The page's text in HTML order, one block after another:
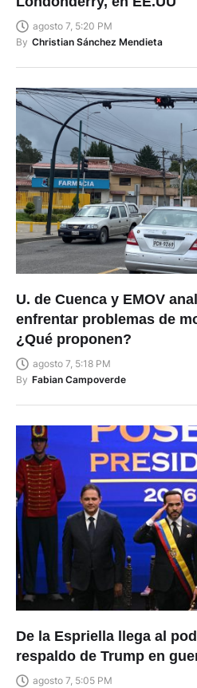
agosto 7, 5:20 PM
By Christian Sánchez Mendieta
U. de Cuenca y EMOV
enfrentar problemas de
¿Qué proponen?
agosto 7, 5:18 PM
By Fabian Campoverde
De la Espriella llega al
respaldo de Trump en
agosto 7, 5:05 PM